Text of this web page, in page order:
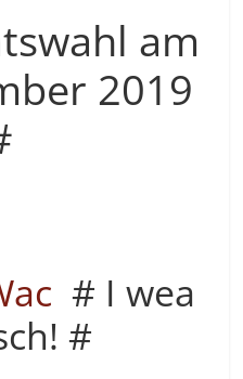
am
2019
# I wea
#